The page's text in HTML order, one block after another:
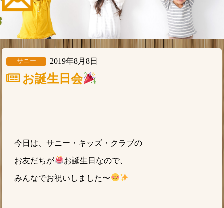
サニー 2019年8月8日
お誕生日会
今日は、サニー・キッズ・クラブの
お友だちが お誕生日なので、
みんなでお祝いしました〜